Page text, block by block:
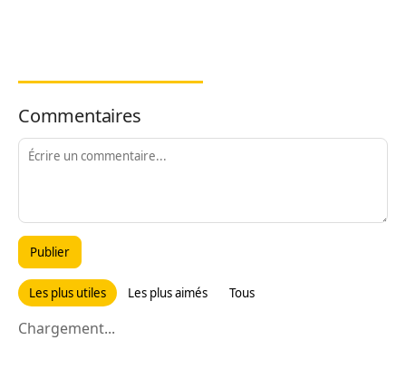
Commentaires
Publier
Les plus utiles Les plus aimés Tous
Chargement...